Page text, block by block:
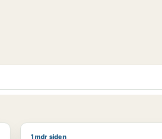
1 mdr siden